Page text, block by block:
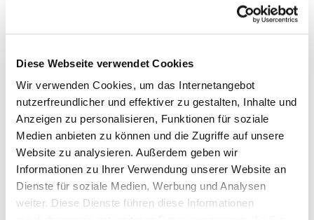
Diese Webseite verwendet Cookies
Wir verwenden Cookies, um das Internetangebot
nutzerfreundlicher und effektiver zu gestalten, Inhalte und
Anzeigen zu personalisieren, Funktionen für soziale
Medien anbieten zu können und die Zugriffe auf unsere
Website zu analysieren. Außerdem geben wir
Informationen zu Ihrer Verwendung unserer Website an
Dienste für soziale Medien, Werbung und Analysen
weiter. Diese Dienste führen diese Informationen
Dr. Björn Schreinermacher, Bundesverband
Dr. Marek Miara, Fraunhofer ISE Freiburg:
Wärmepumpen im Gebäudebestand – Einbau-
Lösungen und Nutzererfahrungen
Martina Schmitt, Deutsche Energie-Agentur (dena):
Praxiseinblick Wärmepumpe – Herausforderungen,
Lösungen und Potenziale in Mehrfamiliengebäuden
im Bestand